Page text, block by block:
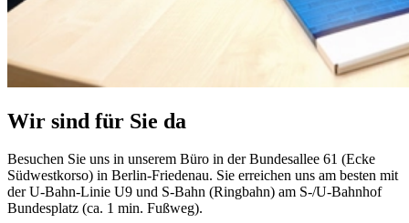
Wir sind für Sie da
Besuchen Sie uns in unserem Büro in der Bundesallee 61 (Ecke
Südwestkorso) in Berlin-Friedenau. Sie erreichen uns am besten mit
der U-Bahn-Linie U9 und S-Bahn (Ringbahn) am S-/U-Bahnhof
Bundesplatz (ca. 1 min. Fußweg).